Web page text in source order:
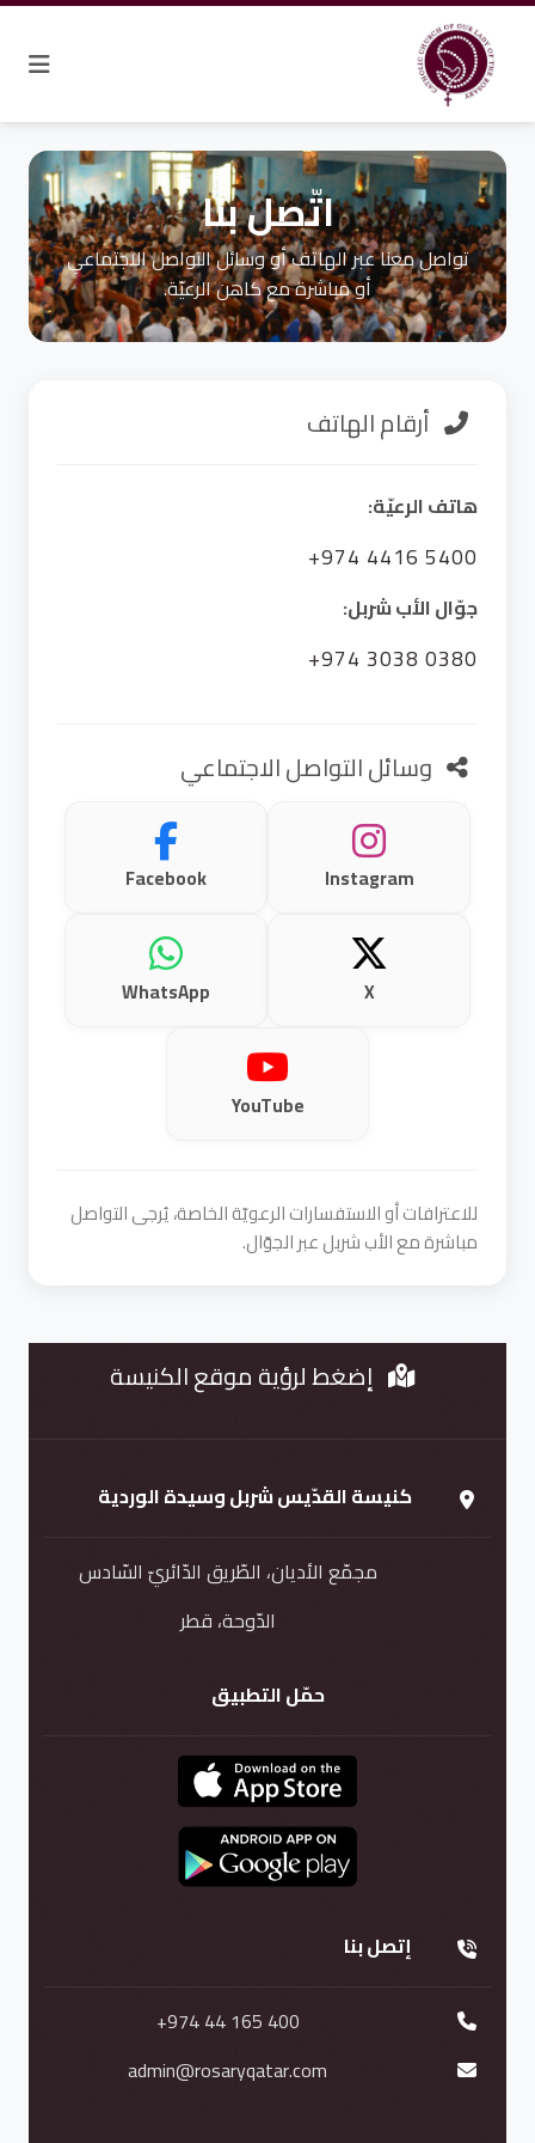
اتّصل بنا
تواصل معنا عبر الهاتف أو وسائل التواصل الاجتماعي
أو مباشرة مع كاهن الرعيّة.
أرقام الهاتف
هاتف الرعيّة:
+974 4416 5400
جوّال الأب شربل:
+974 3038 0380
وسائل التواصل الاجتماعي
Facebook Instagram
WhatsApp X
YouTube
للاعترافات أو الاستفسارات الرعويّة الخاصة، يُرجى التواصل
مباشرة مع الأب شربل عبر الجوّال.
إضغط لرؤية موقع الكنيسة
كنيسة القدّيس شربل وسيدة الوردية
مجمّع الأديان، الطّريق الدّائريّ السّادس
الدّوحة، قطر
حمّل التطبيق
إتصل بنا
+974 44 165 400
admin@rosaryqatar.com